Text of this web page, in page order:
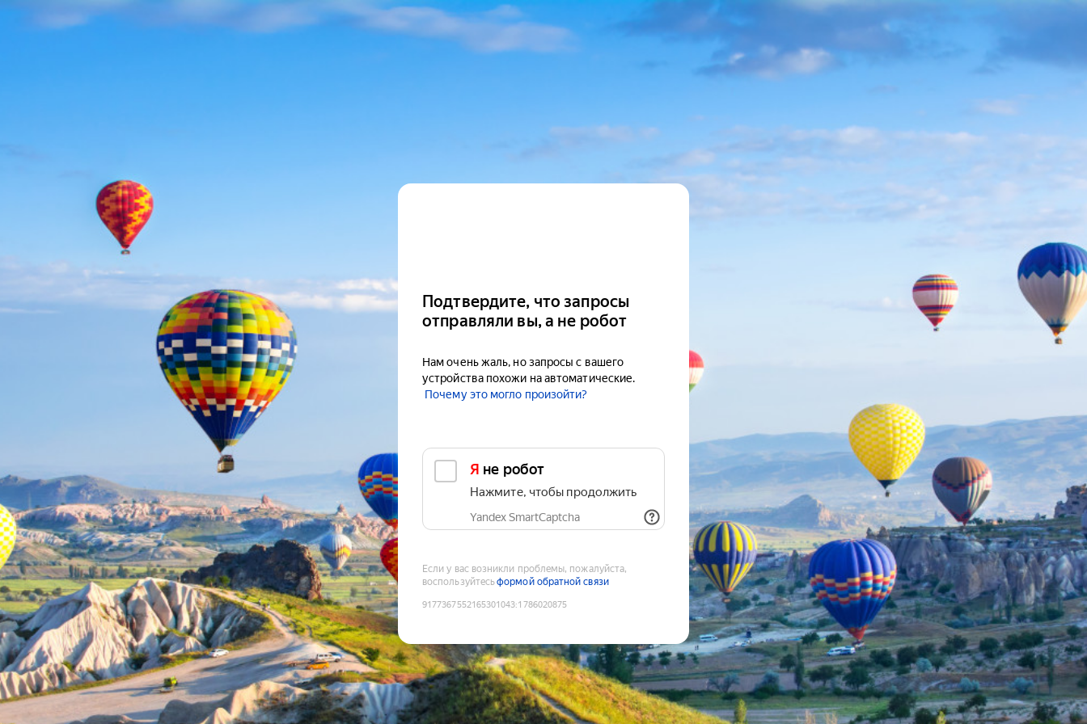
Подтвердите, что запросы
отправляли вы, а не робот
Нам очень жаль, но запросы с вашего
устройства похожи на автоматические.
Почему это могло произойти?
Я не робот
Нажмите, чтобы продолжить
Yandex SmartCaptcha
Если у вас возникли проблемы, пожалуйста,
воспользуйтесьформой обратной связи
9177367552165301043:1786020875